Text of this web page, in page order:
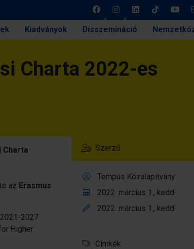
Kiadványok Disszemináció
Charta 2022-es
Charta
az Erasmus
2027
Higher
Szerző
Tempus Közalapítvány
2022. március 1., kedd
2022. március 1., kedd
Címkék